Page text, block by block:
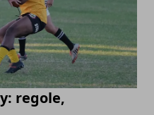
regole,